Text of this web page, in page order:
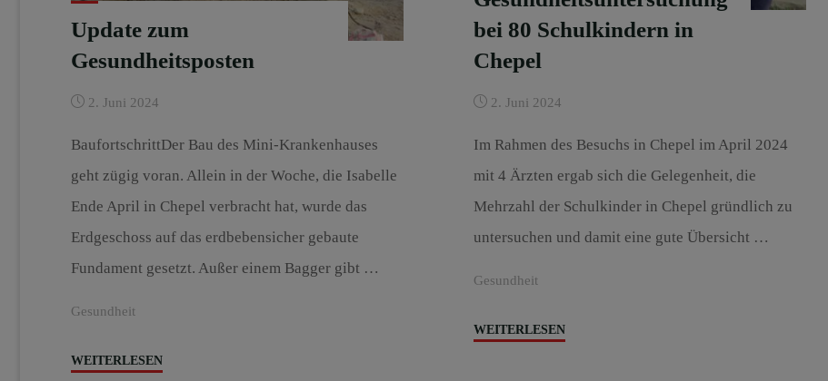
bei 80 Schulkindern in
Chepel
2. Juni 2024
Im Rahmen des Besuchs in Chepel im April 2024
mit 4 Ärzten ergab sich die Gelegenheit, die
Mehrzahl der Schulkinder in Chepel gründlich zu
untersuchen und damit eine gute Übersicht …
Gesundheit
WEITERLESEN"Gesundheitsuntersuchung
Update zum
Gesundheitsposten
2. Juni 2024
BaufortschrittDer Bau des Mini-Krankenhauses
geht zügig voran. Allein in der Woche, die Isabelle
Ende April in Chepel verbracht hat, wurde das
Erdgeschoss auf das erdbebensicher gebaute
Fundament gesetzt. Außer einem Bagger gibt …
Gesundheit
WEITERLESEN"Update